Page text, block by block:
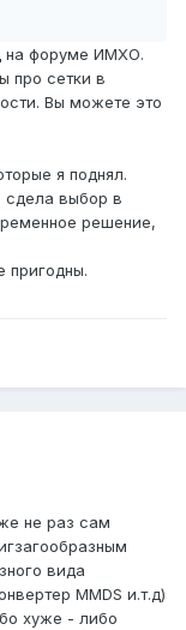
на форуме ИМХО.
про сетки в
Вы можете это
я поднял.
сдела выбор в
решение,
пригодны.
не раз сам
вида
MMDS и.т.д)
хуже - либо